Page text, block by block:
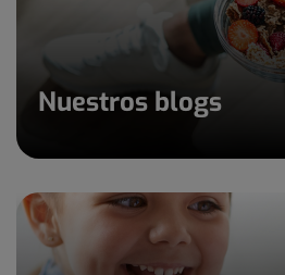
Nuestros blogs